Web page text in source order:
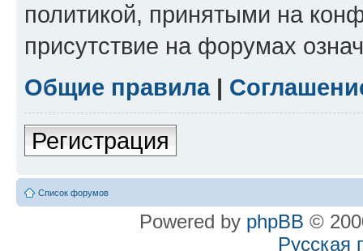
политикой, принятыми на
присутствие на форумах
Общие правила|
Регистрация
Список форумов
Powered by phpBB ©
Русская